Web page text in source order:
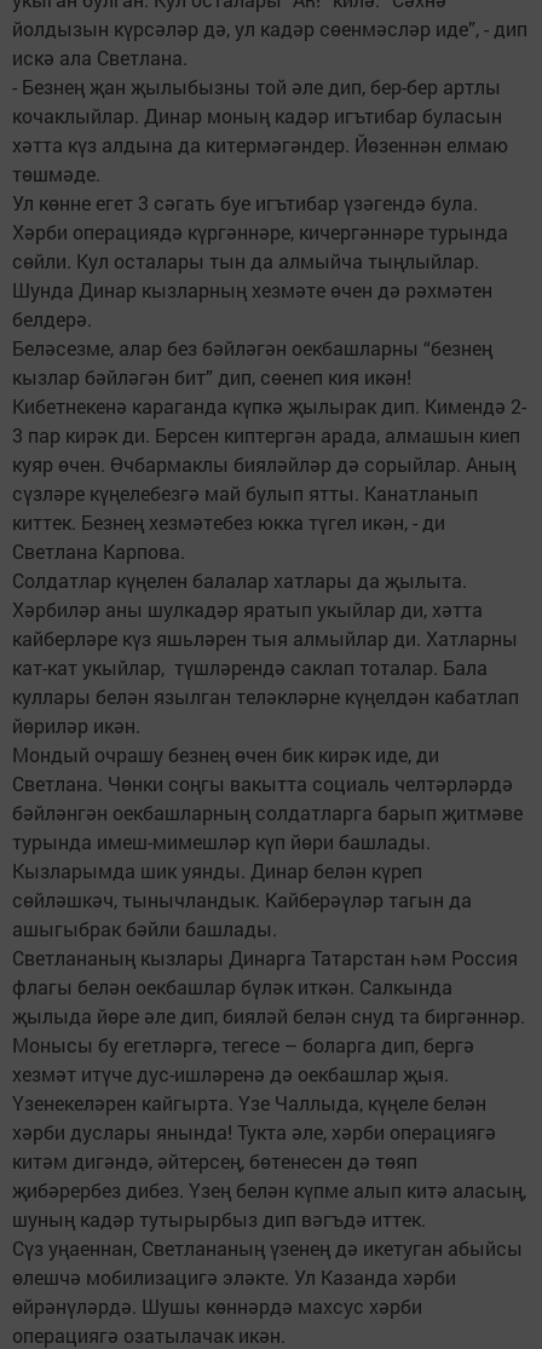
йолдызын күрсәләр дә, ул кадәр сөенмәсләр иде”, - дип
искә ала Светлана.
- Безнең җан җылыбызны той әле дип, бер-бер артлы
кочаклыйлар. Динар моның кадәр игътибар буласын
хәтта күз алдына да китермәгәндер. Йөзеннән елмаю
төшмәде.
Ул көнне егет 3 сәгать буе игътибар үзәгендә була.
Хәрби операциядә күргәннәре, кичергәннәре турында
сөйли. Кул осталары тын да алмыйча тыңлыйлар.
Шунда Динар кызларның хезмәте өчен дә рәхмәтен
белдерә.
Беләсезме, алар без бәйләгән оекбашларны “безнең
кызлар бәйләгән бит” дип, сөенеп кия икән!
Кибетнекенә караганда күпкә җылырак дип. Кимендә 2-
3 пар кирәк ди. Берсен киптергән арада, алмашын киеп
куяр өчен. Өчбармаклы бияләйләр дә сорыйлар. Аның
сүзләре күңелебезгә май булып ятты. Канатланып
киттек. Безнең хезмәтебез юкка түгел икән, - ди
Светлана Карпова.
Солдатлар күңелен балалар хатлары да җылыта.
Хәрбиләр аны шулкадәр яратып укыйлар ди, хәтта
кайберләре күз яшьләрен тыя алмыйлар ди. Хатларны
кат-кат укыйлар, түшләрендә саклап тоталар. Бала
куллары белән язылган теләкләрне күңелдән кабатлап
йөриләр икән.
Мондый очрашу безнең өчен бик кирәк иде, ди
Светлана. Чөнки соңгы вакытта социаль челтәрләрдә
бәйләнгән оекбашларның солдатларга барып җитмәве
турында имеш-мимешләр күп йөри башлады.
Кызларымда шик уянды. Динар белән күреп
сөйләшкәч, тынычландык. Кайберәүләр тагын да
ашыгыбрак бәйли башлады.
Светлананың кызлары Динарга Татарстан һәм Россия
флагы белән оекбашлар бүләк иткән. Салкында
җылыда йөре әле дип, бияләй белән снуд та биргәннәр.
Монысы бу егетләргә, тегесе – боларга дип, бергә
хезмәт итүче дус-ишләренә дә оекбашлар җыя.
Үзенекеләрен кайгырта. Үзе Чаллыда, күңеле белән
хәрби дуслары янында! Тукта әле, хәрби операциягә
китәм дигәндә, әйтерсең, бөтенесен дә төяп
җибәрербез дибез. Үзең белән күпме алып китә аласың,
шуның кадәр тутырырбыз дип вәгъдә иттек.
Сүз уңаеннан, Светлананың үзенең дә икетуган абыйсы
өлешчә мобилизацигә эләкте. Ул Казанда хәрби
өйрәнүләрдә. Шушы көннәрдә махсус хәрби
операциягә озатылачак икән.